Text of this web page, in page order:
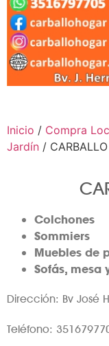
Inicio / Compra
Jardín /
Colchones
Sommiers
Muebles de
Sofás, mesa
Dirección: Bv José
Teléfono: